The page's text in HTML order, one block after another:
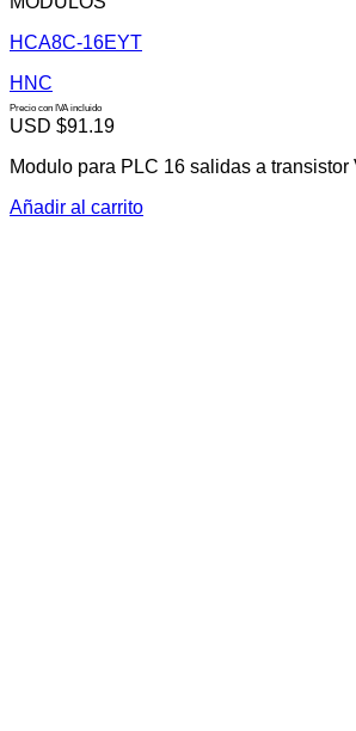
HCA8C-16EYT
HNC
Precio con IVA incluido
USD $91.19
Modulo para PLC 16 salidas a transistor
Añadir al carrito